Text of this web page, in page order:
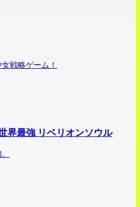
戦略ゲーム！
界最強 リベリオンソウル